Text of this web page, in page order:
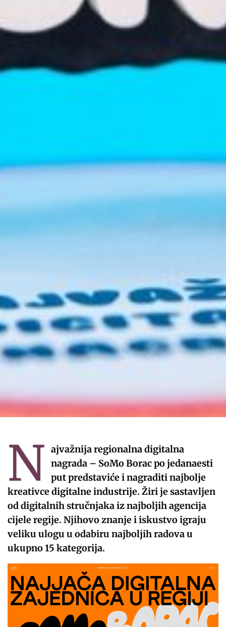
N ajvažnija regionalna digitalna
nagrada – SoMo Borac po jedanaesti
put predstaviće i nagraditi najbolje
kreativce digitalne industrije. Žiri je sastavljen
od digitalnih stručnjaka iz najboljih agencija
cijele regije. Njihovo znanje i iskustvo igraju
veliku ulogu u odabiru najboljih radova u
ukupno 15 kategorija.